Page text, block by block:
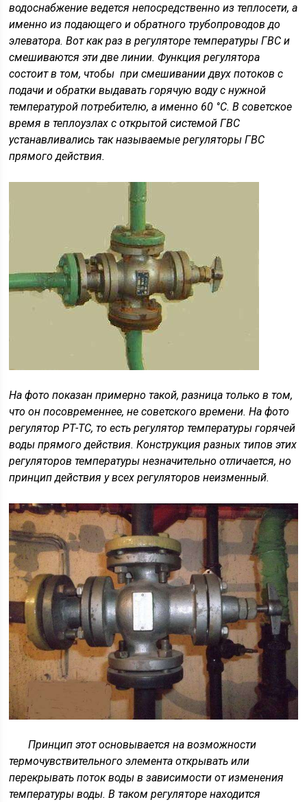
водоснабжение ведется непосредственно из теплосети, а
именно из подающего и обратного трубопроводов до
элеватора. Вот как раз в регуляторе температуры ГВС и
смешиваются эти две линии. Функция регулятора
состоит в том, чтобы при смешивании двух потоков с
подачи и обратки выдавать горячую воду с нужной
температурой потребителю, а именно 60 °С. В советское
время в теплоузлах с открытой системой ГВС
устанавливались так называемые регуляторы ГВС
прямого действия.
На фото показан примерно такой, разница только в том,
что он посовременнее, не советского времени. На фото
регулятор РТ-ТС, то есть регулятор температуры горячей
воды прямого действия. Конструкция разных типов этих
регуляторов температуры незначительно отличается, но
принцип действия у всех регуляторов неизменный.
Принцип этот основывается на возможности
термочувствительного элемента открывать или
перекрывать поток воды в зависимости от изменения
температуры воды. В таком регуляторе находится